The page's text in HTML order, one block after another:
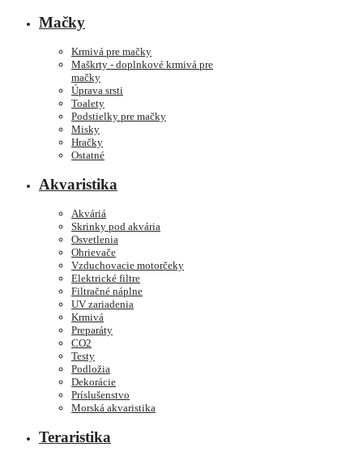
Mačky
Krmivá pre mačky
Maškrty - doplnkové krmivá pre
mačky
Úprava srsti
Toalety
Podstielky pre mačky
Misky
Hračky
Ostatné
Akvaristika
Akváriá
Skrinky pod akvária
Osvetlenia
Ohrievače
Vzduchovacie motorčeky
Elektrické filtre
Filtračné náplne
UV zariadenia
Krmivá
Preparáty
CO2
Testy
Podložia
Dekorácie
Príslušenstvo
Morská akvaristika
Teraristika